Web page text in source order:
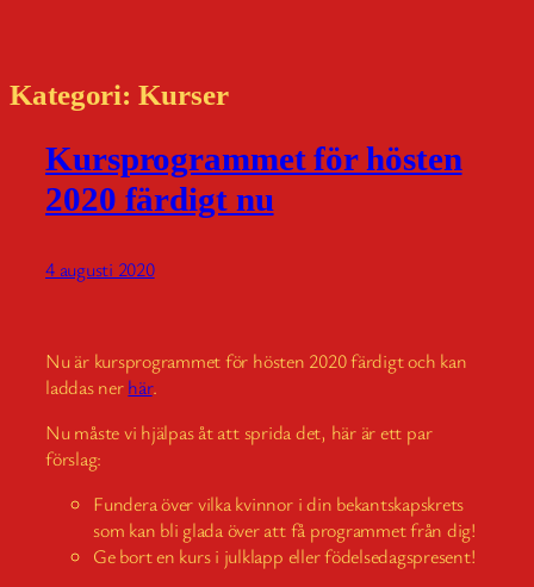
Kategori:Kurser
Kursprogrammet för hösten
2020 färdigt nu
4 augusti 2020
Nu är kursprogrammet för hösten 2020 färdigt och kan
laddas nerhär.
Nu måste vi hjälpas åt att sprida det, här är ett par
förslag:
Fundera över vilka kvinnor i din bekantskapskrets
som kan bli glada över att få programmet från dig!
Ge bort en kurs i julklapp eller födelsedagspresent!